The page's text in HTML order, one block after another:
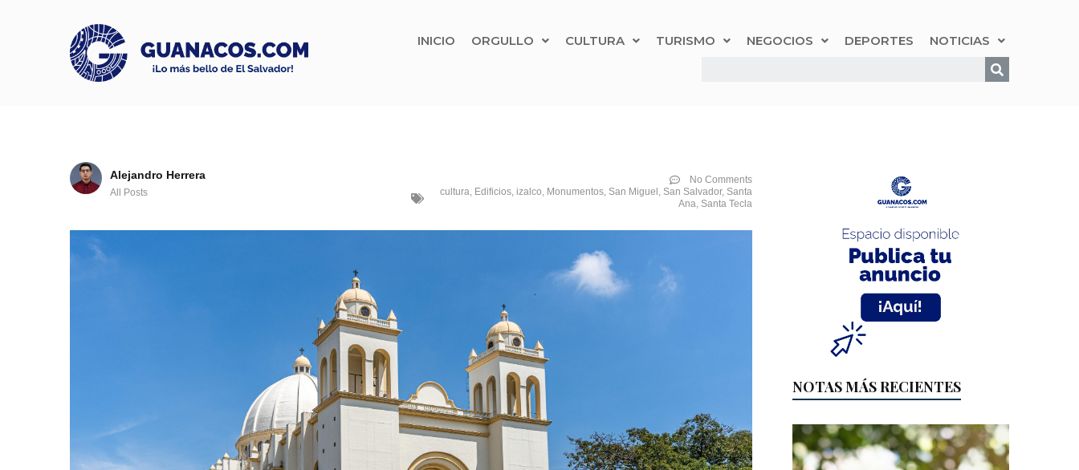
INICIO ORGULLO CULTURA TURISMO NEGOCIOS DEPORTES NOTICIAS
Alejandro Herrera
All Posts
No Comments
cultura, Edificios, izalco, Monumentos, San Miguel , San Salvador, Santa
Ana, Santa Tecla
NOTAS MÁS RECIENTES